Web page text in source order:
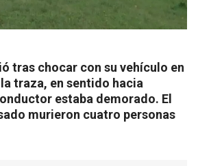
tras chocar con su vehículo en
traza, en sentido hacia
estaba demorado. El
murieron cuatro personas